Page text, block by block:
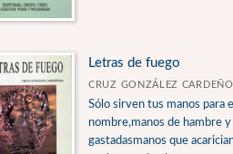
Letras de fuego
CRUZ GONZÁLEZ
Sólo sirven tus manos para
nombre,manos de hambre
gastadasmanos que